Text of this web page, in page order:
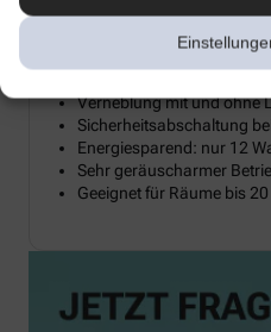
Wellnesslicht mit
Zur Raumbeduftung mit
Verneblung mit und ohne
Sicherheitsabschaltung
Energiesparend: nur 12
Sehr geräuscharmer
Geeignet für Räume bis 20